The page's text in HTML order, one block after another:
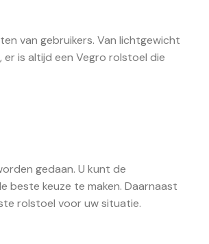
van gebruikers. Van lichtgewicht
is altijd een Vegro rolstoel die
gedaan. U kunt de
beste keuze te maken. Daarnaast
rolstoel voor uw situatie.